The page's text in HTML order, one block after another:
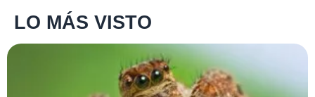
LO MÁS VISTO